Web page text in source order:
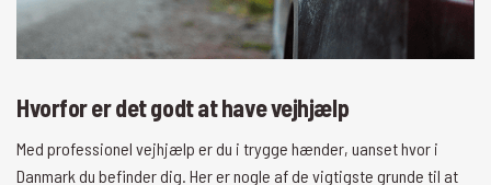
Hvorfor er det godt at have vejhjælp
Med professionel vejhjælp er du i trygge hænder, uanset hvor i
Danmark du befinder dig. Her er nogle af de vigtigste grunde til at